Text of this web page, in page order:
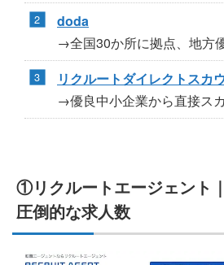
doda
→全国30か所に拠点、地方
リクルートダイレクトスカ
→優良中小企業から直接ス
①リクルートエージェント
圧倒的な求人数